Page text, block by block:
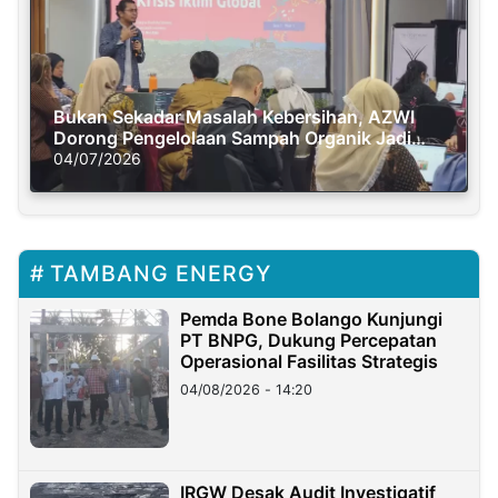
Bukan Sekadar Masalah Kebersihan, AZWI
Dorong Pengelolaan Sampah Organik Jadi
Solusi Krisis Iklim
04/07/2026
TAMBANG ENERGY
Pemda Bone Bolango Kunjungi
PT BNPG, Dukung Percepatan
Operasional Fasilitas Strategis
04/08/2026 - 14:20
IRGW Desak Audit Investigatif